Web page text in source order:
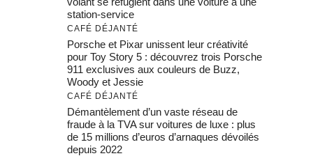
station-service
CAFÉ DÉJANTÉ
Porsche et Pixar unissent leur créativité
pour Toy Story 5 : découvrez trois Porsche
911 exclusives aux couleurs de Buzz,
Woody et Jessie
CAFÉ DÉJANTÉ
Démantèlement d’un vaste réseau de
fraude à la TVA sur voitures de luxe : plus
de 15 millions d’euros d’arnaques dévoilés
depuis 2022